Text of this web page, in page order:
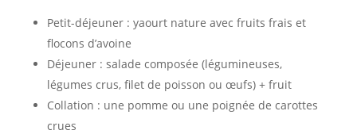
Petit-déjeuner : yaourt nature avec fruits frais et
flocons d’avoine
Déjeuner : salade composée (légumineuses,
légumes crus, filet de poisson ou œufs) + fruit
Collation : une pomme ou une poignée de carottes
crues